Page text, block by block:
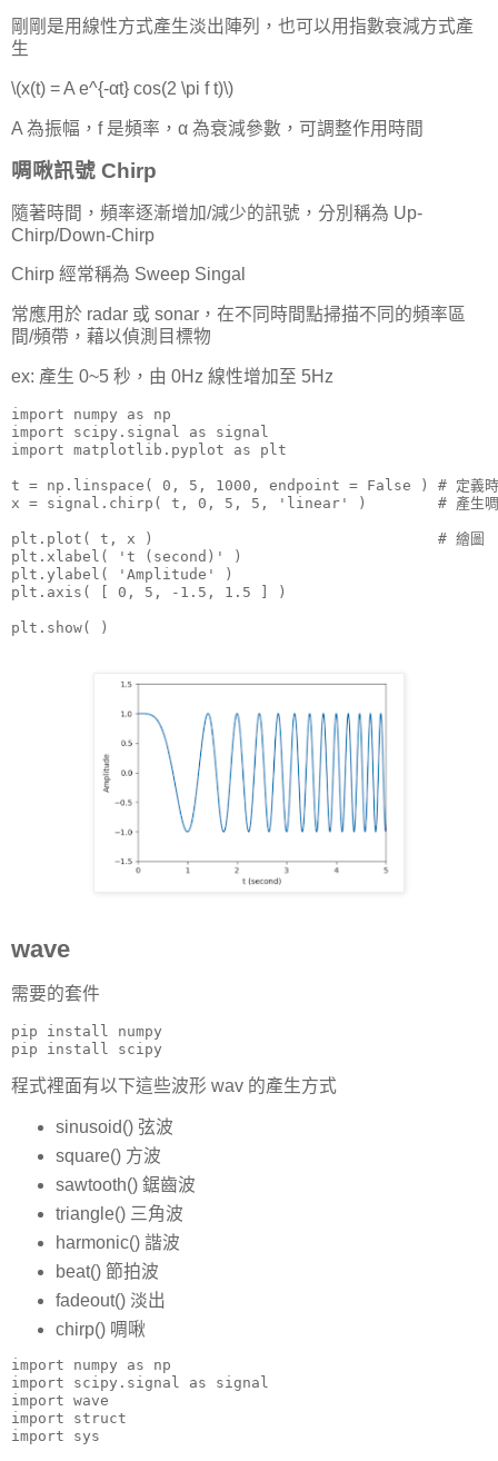
剛剛是用線性方式產生淡出陣列，也可以用指數衰減方式產
生
\(x(t) = A e^{-αt} cos(2 \pi f t)\)
A 為振幅，f 是頻率，α 為衰減參數，可調整作用時間
啁啾訊號 Chirp
隨著時間，頻率逐漸增加/減少的訊號，分別稱為 Up-
Chirp/Down-Chirp
Chirp 經常稱為 Sweep Singal
常應用於 radar 或 sonar，在不同時間點掃描不同的頻率區
間/頻帶，藉以偵測目標物
ex: 產生 0~5 秒，由 0Hz 線性增加至 5Hz
import numpy as np
import scipy.signal as signal
import matplotlib.pyplot as plt
t = np.linspace( 0, 5, 1000, endpoint = False ) # 定義時
x = signal.chirp( t, 0, 5, 5, 'linear' )        # 產生啁
plt.plot( t, x )                                # 繪圖
plt.xlabel( 't (second)' )
plt.ylabel( 'Amplitude' )
plt.axis( [ 0, 5, -1.5, 1.5 ] )
plt.show( )
wave
需要的套件
pip install numpy
pip install scipy
程式裡面有以下這些波形 wav 的產生方式
sinusoid() 弦波
square() 方波
sawtooth() 鋸齒波
triangle() 三角波
harmonic() 諧波
beat() 節拍波
fadeout() 淡出
chirp() 啁啾
import numpy as np
import scipy.signal as signal
import wave
import struct
import sys